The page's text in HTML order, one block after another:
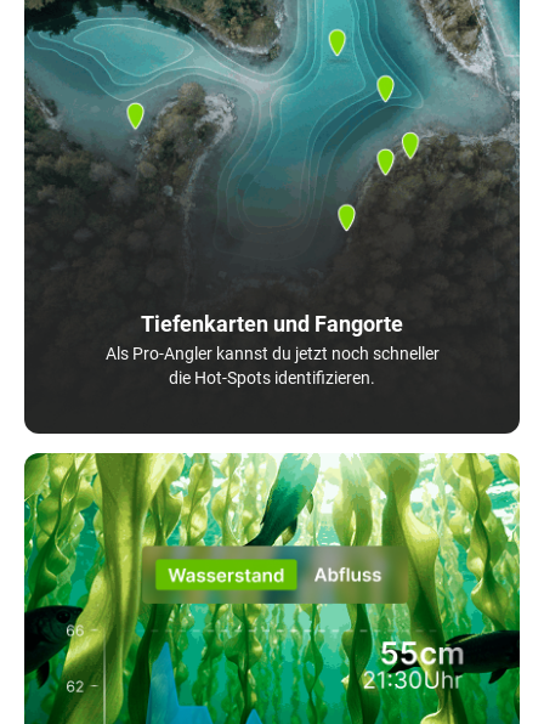
Tiefenkarten und Fangorte
Als Pro-Angler kannst du jetzt noch schneller
die Hot-Spots identifizieren.